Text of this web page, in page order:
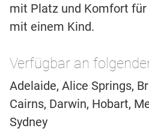
mit Platz und Komfort für
mit einem Kind.
Verfügbar an
Adelaide, Alice Springs,
Cairns, Darwin, Hobart,
Sydney